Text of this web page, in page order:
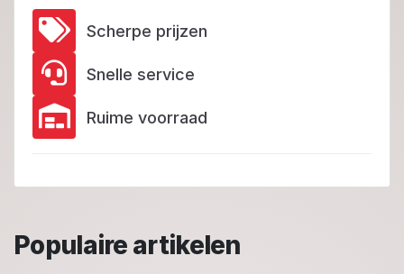
Scherpe prijzen
Snelle service
Ruime voorraad
Populaire artikelen